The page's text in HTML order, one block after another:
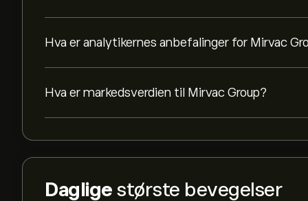
Hva er analytikernes anbefalinger for Mirvac
Hva er markedsverdien til Mirvac Group?
Daglige største bevegelser